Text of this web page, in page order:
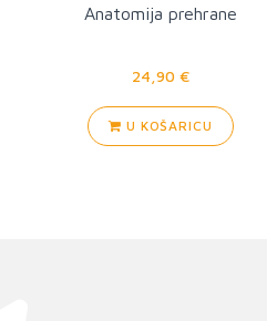
Anatomija prehrane
24,90 €
U KOŠARICU